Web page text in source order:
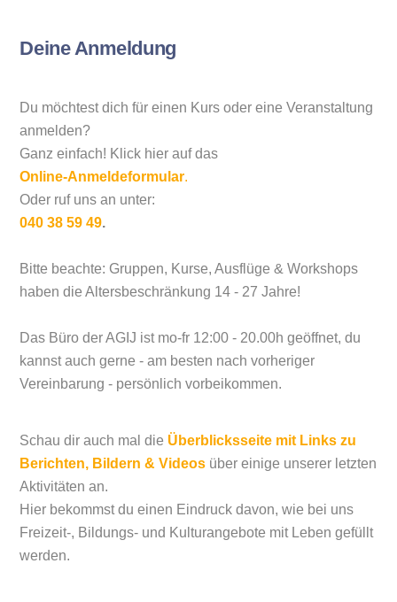
Deine Anmeldung
Du möchtest dich für einen Kurs oder eine Veranstaltung
anmelden?
Ganz einfach! Klick hier auf das
Online-Anmeldeformular.
Oder ruf uns an unter:
040 38 59 49.
Bitte beachte: Gruppen, Kurse, Ausflüge & Workshops
haben die Altersbeschränkung 14 - 27 Jahre!
Das Büro der AGIJ ist mo-fr 12:00 - 20.00h geöffnet, du
kannst auch gerne - am besten nach vorheriger
Vereinbarung - persönlich vorbeikommen.
Schau dir auch mal die Überblicksseite mit Links zu
Berichten, Bildern & Videos über einige unserer letzten
Aktivitäten an.
Hier bekommst du einen Eindruck davon, wie bei uns
Freizeit-, Bildungs- und Kulturangebote mit Leben gefüllt
werden.